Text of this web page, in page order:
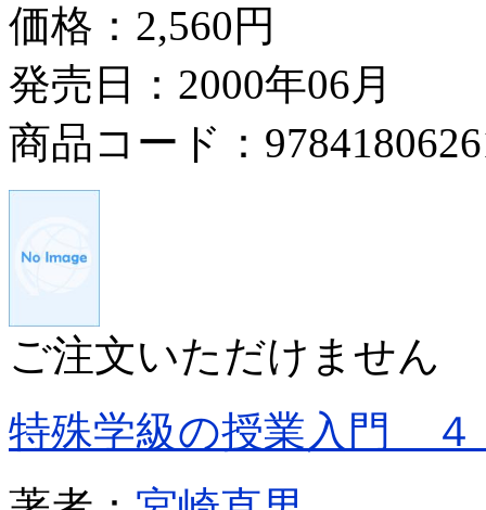
価格： 2,560円
発売日：2000年06月
商品コード：
ご注文いただけません
特殊学級の授業入門